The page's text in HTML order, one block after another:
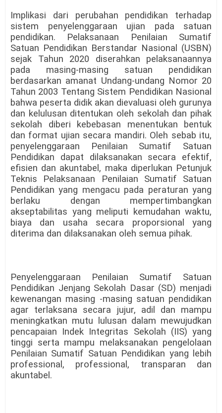
Implikasi dari perubahan pendidikan terhadap
sistem penyelenggaraan ujian pada satuan
pendidikan. Pelaksanaan Penilaian Sumatif
Satuan Pendidikan Berstandar Nasional (USBN)
sejak Tahun 2020 diserahkan pelaksanaannya
pada masing-masing satuan pendidikan
berdasarkan amanat Undang-undang Nomor 20
Tahun 2003 Tentang Sistem Pendidikan Nasional
bahwa peserta didik akan dievaluasi oleh gurunya
dan kelulusan ditentukan oleh sekolah dan pihak
sekolah diberi kebebasan menentukan bentuk
dan format ujian secara mandiri. Oleh sebab itu,
penyelenggaraan Penilaian Sumatif Satuan
Pendidikan dapat dilaksanakan secara efektif,
efisien dan akuntabel, maka diperlukan Petunjuk
Teknis Pelaksanaan Penilaian Sumatif Satuan
Pendidikan yang mengacu pada peraturan yang
berlaku dengan mempertimbangkan
akseptabilitas yang meliputi kemudahan waktu,
biaya dan usaha secara proporsional yang
diterima dan dilaksanakan oleh semua pihak.
Penyelenggaraan Penilaian Sumatif Satuan
Pendidikan Jenjang Sekolah Dasar (SD) menjadi
kewenangan masing -masing satuan pendidikan
agar terlaksana secara jujur, adil dan mampu
meningkatkan mutu lulusan dalam mewujudkan
pencapaian Indek Integritas Sekolah (IIS) yang
tinggi serta mampu melaksanakan pengelolaan
Penilaian Sumatif Satuan Pendidikan yang lebih
professional, professional, transparan dan
akuntabel.